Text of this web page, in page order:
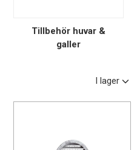
Tillbehör huvar &
galler
I lager